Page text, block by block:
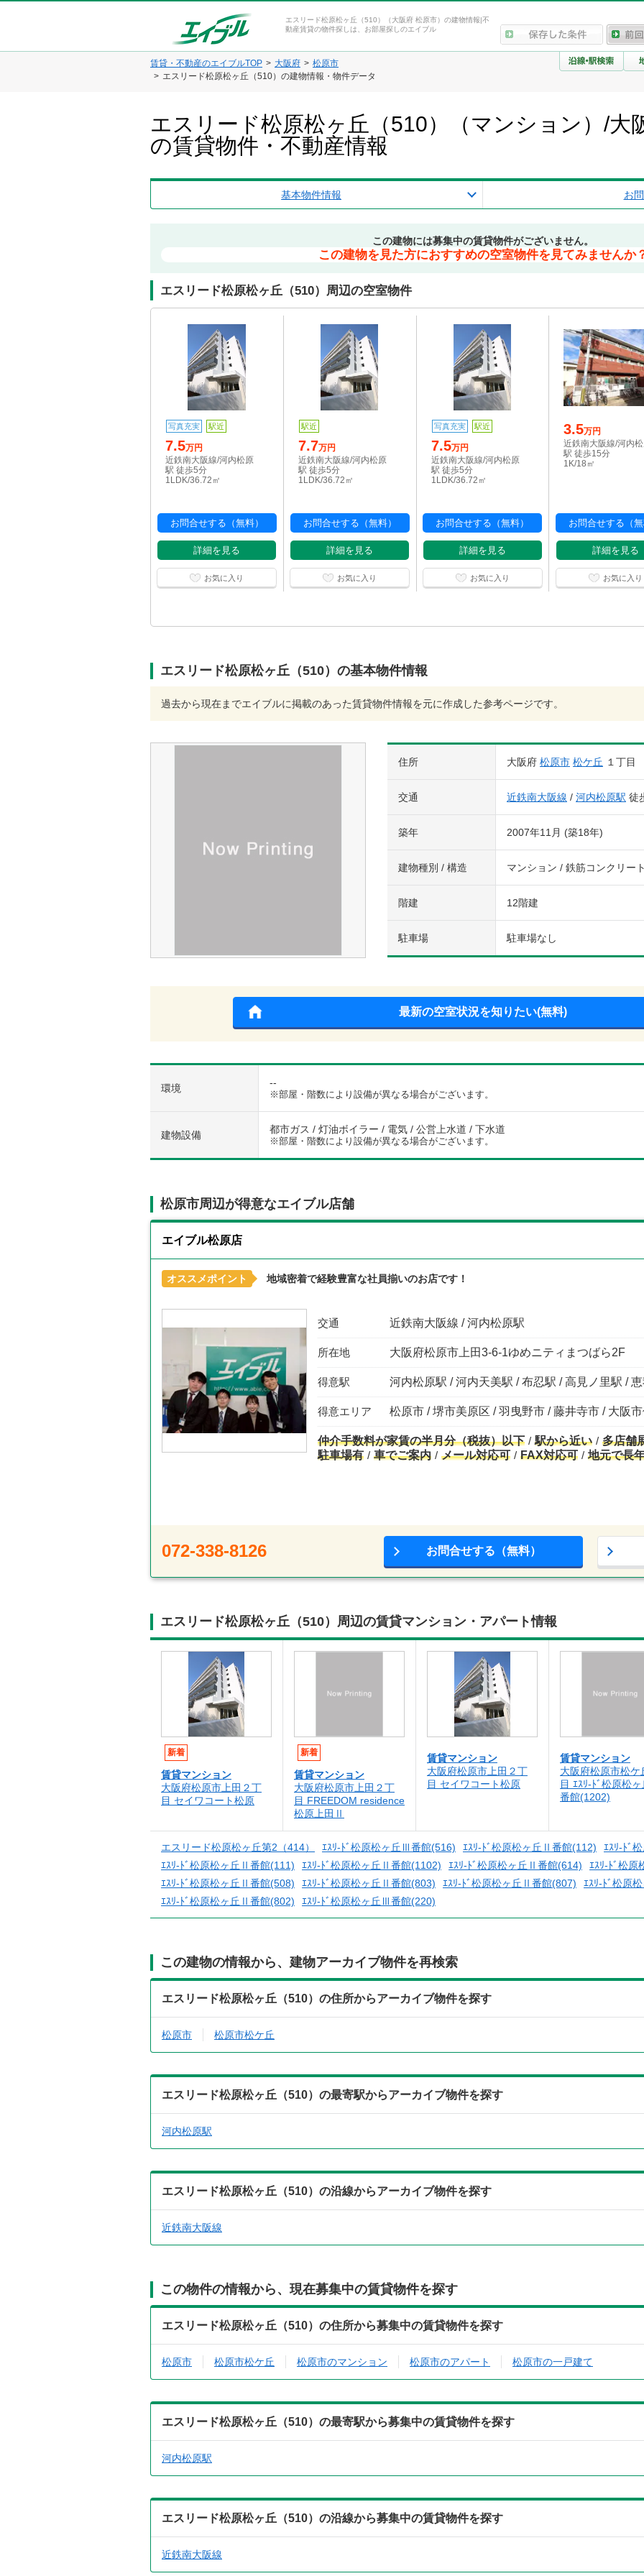
エスリード松原松ヶ丘（510）（大阪府 松原市）の建物情報|不
動産賃貸の物件探しは、お部屋探しのエイブル
賃貸・不動産のエイブルTOP 大阪府
松原市
エスリード松原松ヶ丘（510）の建物情報・物件データ
エスリード松原松ヶ丘（510）（マンション）/大
の賃貸物件・不動産情報
基本物件情報 お
この建物には募集中の賃貸物件がございません。
この建物を見た方におすすめの空室物件を見てみませんか
エスリード松原松ヶ丘（510）周辺の空室物件
写真充実 駅近
7.5万円
近鉄南大阪線/河内松原
駅 徒歩5分
1LDK/36.72㎡
お問合せする（無料）
詳細を見る
お気に入り
駅近
7.7万円
近鉄南大阪線/河内松原
駅 徒歩5分
1LDK/36.72㎡
お問合せする（無料）
詳細を見る
お気に入り
写真充実 駅近
7.5万円
近鉄南大阪線/河内松原
駅 徒歩5分
1LDK/36.72㎡
お問合せする（無料）
詳細を見る
お気に入り
3.5万円
近鉄南大阪線/河内
駅 徒歩15分
1K/18㎡
お問合せする（無
詳細を見る
お気に入り
エスリード松原松ヶ丘（510）の基本物件情報
過去から現在までエイブルに掲載のあった賃貸物件情報を元に作成した参考ページです。
住所 大阪府 松原市 松ケ丘 １丁目
交通 近鉄南大阪線 / 河内松原駅 徒
築年 2007年11月 (築18年)
建物種別 / 構造 マンション / 鉄筋コンクリー
階建 12階建
駐車場 駐車場なし
最新の空室状況を知りたい(無料)
環境 --
※部屋・階数により設備が異なる場合がございます。
建物設備 都市ガス / 灯油ボイラー / 電気 / 公営上水道 / 下水道
※部屋・階数により設備が異なる場合がございます。
松原市周辺が得意なエイブル店舗
エイブル松原店
オススメポイント 地域密着で経験豊富な社員揃いのお店です！
交通 近鉄南大阪線 / 河内松原駅
所在地 大阪府松原市上田3-6-1ゆめニティまつばら2F
得意駅 河内松原駅 / 河内天美駅 / 布忍駅 / 高見ノ里駅 /
得意エリア 松原市 / 堺市美原区 / 羽曳野市 / 藤井寺市 / 大阪
仲介手数料が家賃の半月分（税抜）以下 駅から近い 多店舗
駐車場有
車でご案内 メール対応可 FAX対応可 地元で長
072-338-8126 お問合せする（無料）
エスリード松原松ヶ丘（510）周辺の賃貸マンション・アパート情報
新着
賃貸マンション
大阪府松原市上田２丁
目 セイワコート松原
新着
賃貸マンション
大阪府松原市上田２丁
目 FREEDOM residence
松原上田Ⅱ
賃貸マンション
大阪府松原市上田２丁
目 セイワコート松原
賃貸マンション
大阪府松原市松ケ
目 ｴｽﾘ-ﾄﾞ松原松
番館(1202)
エスリード松原松ヶ丘第2（414） ｴｽﾘ-ﾄﾞ松原松ヶ丘Ⅲ番館(516) ｴｽﾘ-ﾄﾞ松原松ヶ丘Ⅱ番館(112)
ｴｽﾘ-ﾄﾞ
ｴｽﾘ-ﾄﾞ松原松ヶ丘Ⅱ番館(111)
ｴｽﾘ-ﾄﾞ松原松ヶ丘Ⅱ番館(1102) ｴｽﾘ-ﾄﾞ松原松ヶ丘Ⅱ番館(614)
ｴｽﾘ-ﾄﾞ松
ｴｽﾘ-ﾄﾞ松原松ヶ丘Ⅱ番館(508)
ｴｽﾘ-ﾄﾞ松原松ヶ丘Ⅱ番館(803) ｴｽﾘ-ﾄﾞ松原松ヶ丘Ⅱ番館(807)
ｴｽﾘ-ﾄﾞ松原
ｴｽﾘ-ﾄﾞ松原松ヶ丘Ⅱ番館(802)
ｴｽﾘ-ﾄﾞ松原松ヶ丘Ⅲ番館(220)
この建物の情報から、建物アーカイブ物件を再検索
エスリード松原松ヶ丘（510）の住所からアーカイブ物件を探す
松原市 松原市松ケ丘
エスリード松原松ヶ丘（510）の最寄駅からアーカイブ物件を探す
河内松原駅
エスリード松原松ヶ丘（510）の沿線からアーカイブ物件を探す
近鉄南大阪線
この物件の情報から、現在募集中の賃貸物件を探す
エスリード松原松ヶ丘（510）の住所から募集中の賃貸物件を探す
松原市 松原市松ケ丘 松原市のマンション 松原市のアパート 松原市の一戸建て
エスリード松原松ヶ丘（510）の最寄駅から募集中の賃貸物件を探す
河内松原駅
エスリード松原松ヶ丘（510）の沿線から募集中の賃貸物件を探す
近鉄南大阪線